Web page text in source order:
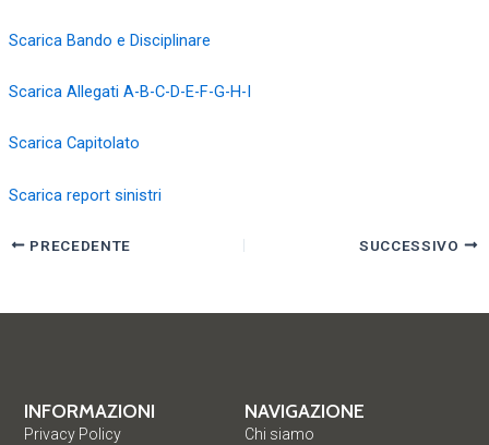
Scarica Bando e Disciplinare
Scarica Allegati A-B-C-D-E-F-G-H-I
Scarica Capitolato
Scarica report sinistri
PRECEDENTE SUCCESSIVO
NAVIGAZIONE
Chi siamo
INFORMAZIONI
Privacy Policy